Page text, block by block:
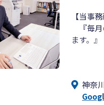
【当事
『毎月
ます。』
当事務
す。
また当
神奈